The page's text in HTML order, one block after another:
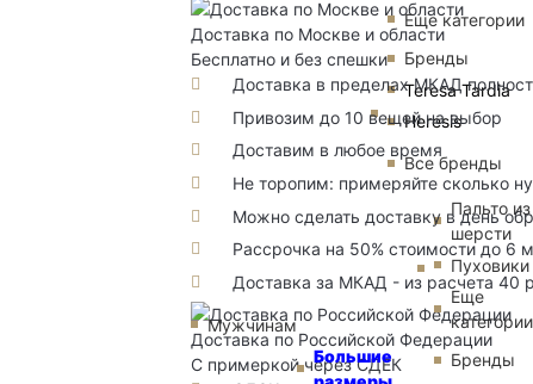
Мужчинам
Еще категории
Бренды
Teresa Tardia
Heresis
Все бренды
Большие
Пальто из
шерсти
Пуховики
Еще
категории
Бренды
Доставка по Москве и области
Бесплатно и без спешки
Доставка в пределах МКАД
Привозим до 10 вещей на выбор
Доставим в любое время
Не торопим: примеряйте сколько
Можно сделать доставку в день
Рассрочка на 50% стоимости до 6
Доставка за МКАД - из расчета
Доставка по Российской Федерации
С примеркой через СДЕК